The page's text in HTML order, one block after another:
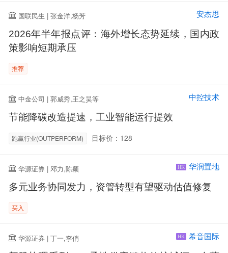
国联民生 | 张金洋,杨芳 安杰思
2026年半年报点评：海外增长态势延续，国内政
策影响短期承压
推荐
中金公司 | 郭威秀,王之昊等 中控技术
节能降碳改造提速，工业智能运行提效
跑赢行业(OUTPERFORM) 目标价：128
华源证券 | 邓力,陈颖 HK 华润置地
多元业务协同发力，资管转型有望驱动估值修复
买入
华源证券 | 丁一,李俏 HK 希音国际